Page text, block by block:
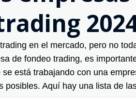
en el mercado, pero no
de fondeo trading, es
está trabajando con una
posibles. Aquí hay una lista de